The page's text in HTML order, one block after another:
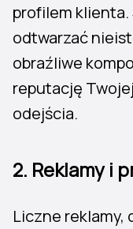
profilem
odtwarzać
obraźliwe
reputację
odejścia.
2. Reklamy i
Liczne reklamy,